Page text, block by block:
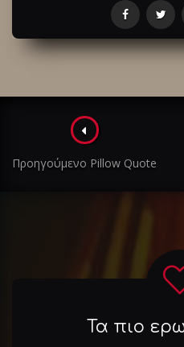
Πλοήγηση
στα
άρθρα
Προηγούμενο Pillow Quote
Τα πιο